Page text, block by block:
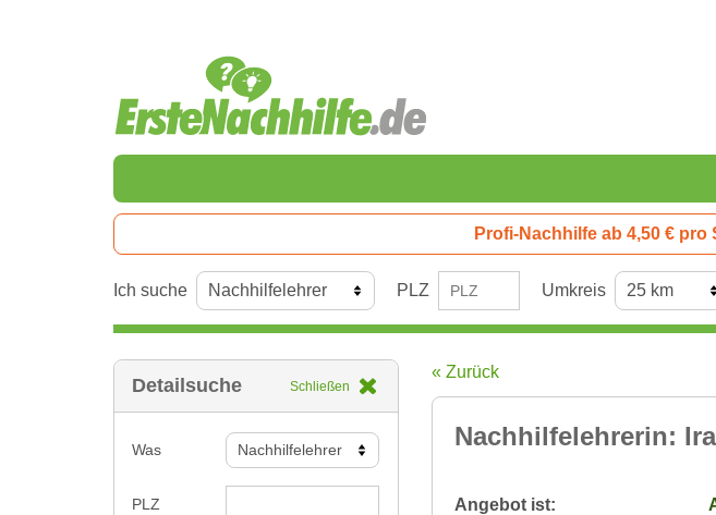
Profi-Nachhilfe ab 4,50 € pro
Ich suche PLZ Umkreis
Detailsuche Schließen
Was
PLZ
« Zurück
Nachhilfelehrerin: Ira
Angebot ist: